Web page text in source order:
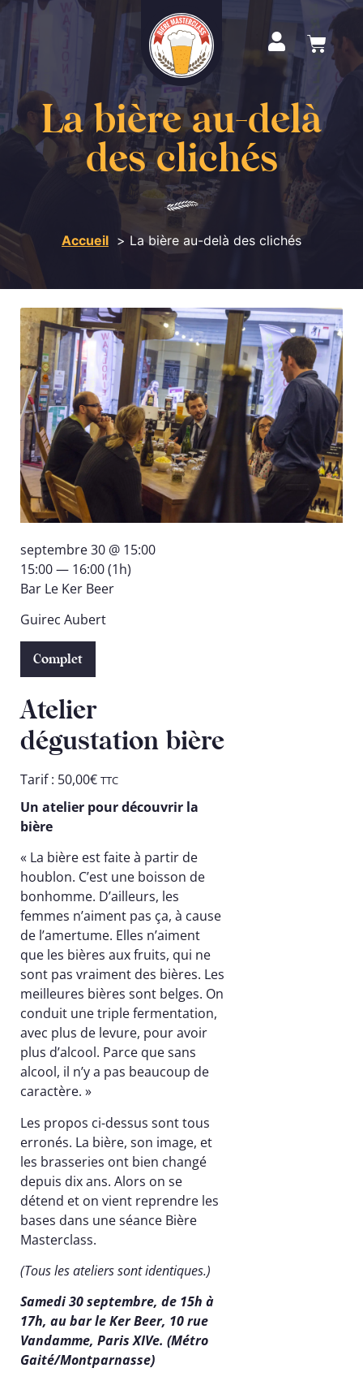
La bière au-delà
des clichés
Accueil La bière au-delà des clichés
Atelier
dégustation bière
Tarif : 50,00€ TTC
Un atelier pour découvrir la
bière
« La bière est faite à partir de
houblon. C’est une boisson de
bonhomme. D’ailleurs, les
femmes n’aiment pas ça, à cause
de l’amertume. Elles n’aiment
que les bières aux fruits, qui ne
sont pas vraiment des bières. Les
meilleures bières sont belges. On
conduit une triple fermentation,
avec plus de levure, pour avoir
plus d’alcool. Parce que sans
alcool, il n’y a pas beaucoup de
caractère. »
Les propos ci-dessus sont tous
erronés. La bière, son image, et
les brasseries ont bien changé
depuis dix ans. Alors on se
détend et on vient reprendre les
bases dans une séance Bière
Masterclass.
(Tous les ateliers sont identiques.)
Samedi 30septembre, de 15h à
17h, au bar le Ker Beer, 10 rue
Vandamme, Paris XIVe. (Métro
Gaité/Montparnasse)
septembre 30 @ 15:00
15:00 — 16:00(1h)
Bar Le Ker Beer
Guirec Aubert
Complet